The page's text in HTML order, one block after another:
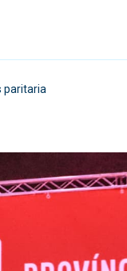
paritaria